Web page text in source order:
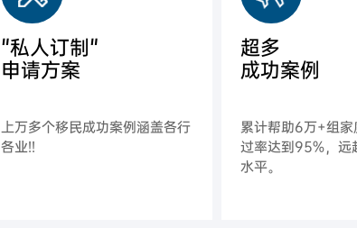
"私人订制"
申请方案
上万多个移民成功案例涵盖各行
各业!!
超多
成功案例
累计帮助6万+组家
过率达到95%，远
水平。